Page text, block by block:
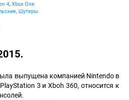
4 Xbox One
Шутеры
выпущена компанией Nintendo в
3 и Xboh 360, относится к